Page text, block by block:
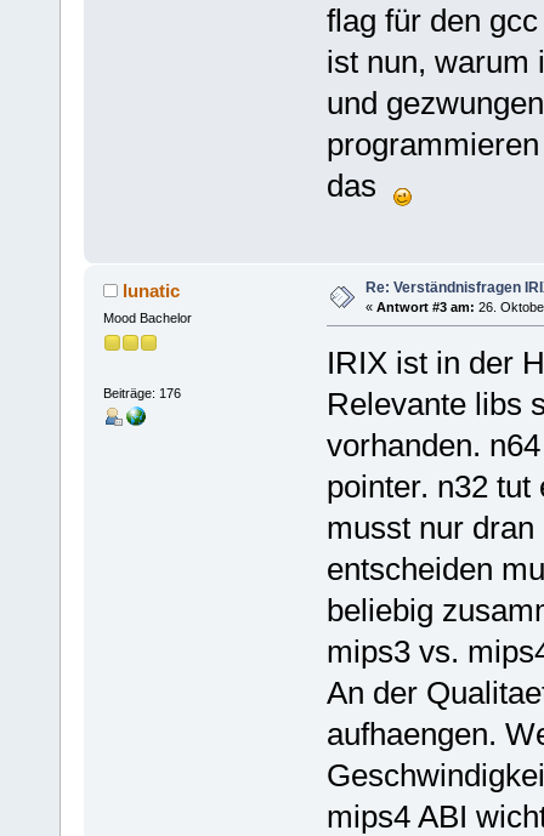
flag für den
ist nun, warum
und
das
lunatic
Mood Bachelor
Beiträge: 176
Re: Verständnisfragen
« Antwort #3 am: 26.
IRIX ist in der
Relevante libs
vorhanden.
pointer. n32 tut
musst nur
entscheiden
beliebig
mips3 vs.
An der
aufhaengen.
mips4 ABI